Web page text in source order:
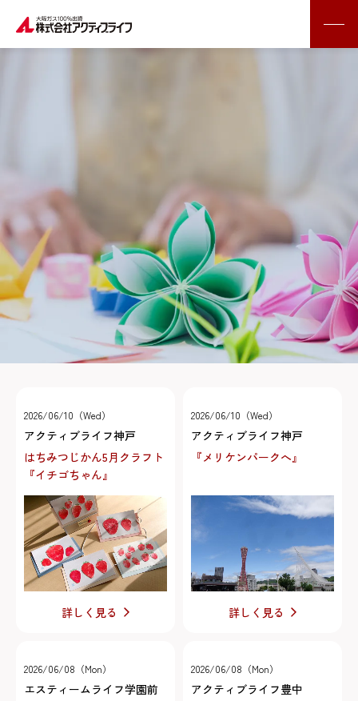
2026/06/10（Wed）
アクティブライフ神戸
はちみつじかん5月クラフト
『イチゴちゃん』
詳しく見る
2026/06/10（Wed）
アクティブライフ神戸
『メリケンパークへ』
詳しく見る
2026/06/08（Mon）
エスティームライフ学園前
2026/06/08（Mon）
アクティブライフ豊中